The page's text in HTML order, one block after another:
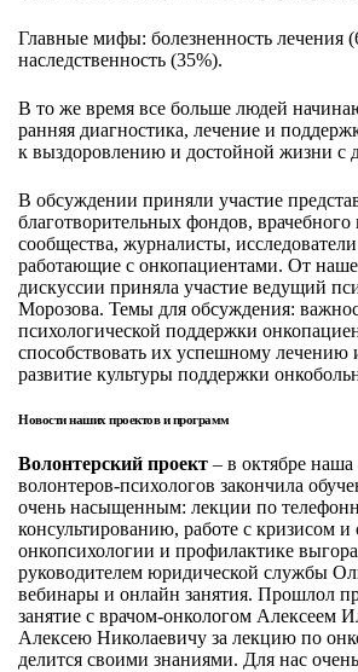
Главные мифы: болезненность лечения
наследственность (35%).
В то же время все больше людей
ранняя диагностика, лечение и
к выздоровлению и достойной жизни с
В обсуждении приняли участие
благотворительных фондов, врачебного
сообщества, журналисты,
работающие с онкопациентами. От
дискуссии приняла участие ведущий
Морозова. Темы для обсуждения:
психологической поддержки
способствовать их успешному лечению
развитие культуры поддержки
Новости наших проектов и программ
Волонтерский проект – в октябре наша
волонтеров-психологов закончила
очень насыщенным: лекции по
консультированию, работе с кризисом
онкопсихологии и профилактике
руководителем юридической службы
вебинары и онлайн занятия. Прошлол
занятие с врачом-онкологом Алексеем
Алексею Николаевичу за лекцию по
делится своими знаниями. Для нас